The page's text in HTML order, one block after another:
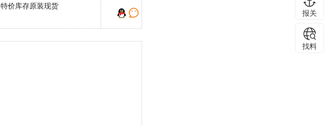
特价库存原装现货
报关
找料